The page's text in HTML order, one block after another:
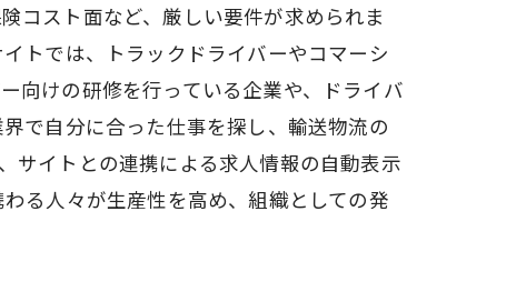
コスト面など、厳しい要件が求められま
トでは、トラックドライバーやコマーシ
向けの研修を行っている企業や、ドライバ
で自分に合った仕事を探し、輸送物流の
サイトとの連携による求人情報の自動表示
る人々が生産性を高め、組織としての発